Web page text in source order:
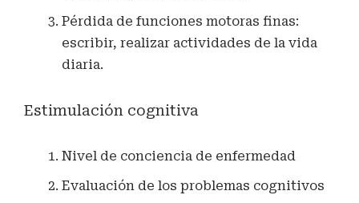
Pérdida de funciones motoras finas:
escribir, realizar actividades de la vida
diaria.
Estimulación cognitiva
Nivel de conciencia de enfermedad
Evaluación de los problemas cognitivos